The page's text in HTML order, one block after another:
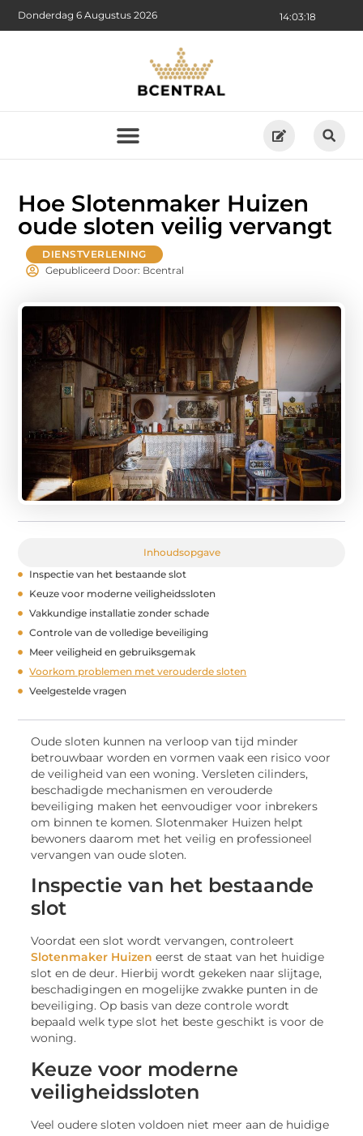
14:03:19
Donderdag 6 Augustus 2026
Hoe Slotenmaker Huizen
oude sloten veilig vervangt
DIENSTVERLENING
Gepubliceerd Door: Bcentral
Inhoudsopgave
Inspectie van het bestaande slot
Keuze voor moderne veiligheidssloten
Vakkundige installatie zonder schade
Controle van de volledige beveiliging
Meer veiligheid en gebruiksgemak
Voorkom problemen met verouderde sloten
Veelgestelde vragen
Oude sloten kunnen na verloop van tijd minder
betrouwbaar worden en vormen vaak een risico voor
de veiligheid van een woning. Versleten cilinders,
beschadigde mechanismen en verouderde
beveiliging maken het eenvoudiger voor inbrekers
om binnen te komen. Slotenmaker Huizen helpt
bewoners daarom met het veilig en professioneel
vervangen van oude sloten.
Inspectie van het bestaande
slot
Voordat een slot wordt vervangen, controleert
Slotenmaker Huizen eerst de staat van het huidige
slot en de deur. Hierbij wordt gekeken naar slijtage,
beschadigingen en mogelijke zwakke punten in de
beveiliging. Op basis van deze controle wordt
bepaald welk type slot het beste geschikt is voor de
woning.
Keuze voor moderne
veiligheidssloten
Veel oudere sloten voldoen niet meer aan de huidige